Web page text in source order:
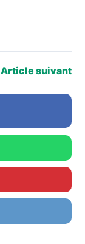
Article suivant